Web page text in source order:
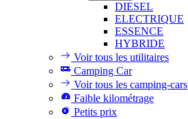
DIESEL
ELECTRIQUE
ESSENCE
HYBRIDE
Voir tous les utilitaires
Camping Car
Voir tous les camping-cars
Faible kilométrage
Petits prix